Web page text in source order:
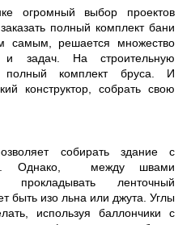
огромный выбор проектов
полный комплект бани
самым, решается множество
и задач. На строительную
полный комплект бруса. И
конструктор, собрать свою
собирать здание с
Однако, между швами
прокладывать ленточный
быть изо льна или джута. Углы
используя баллончики с